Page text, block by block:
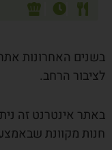
בשנים האחרונות
לציבור הרחב.
באתר אינטרנט זה
חנות מקוונת